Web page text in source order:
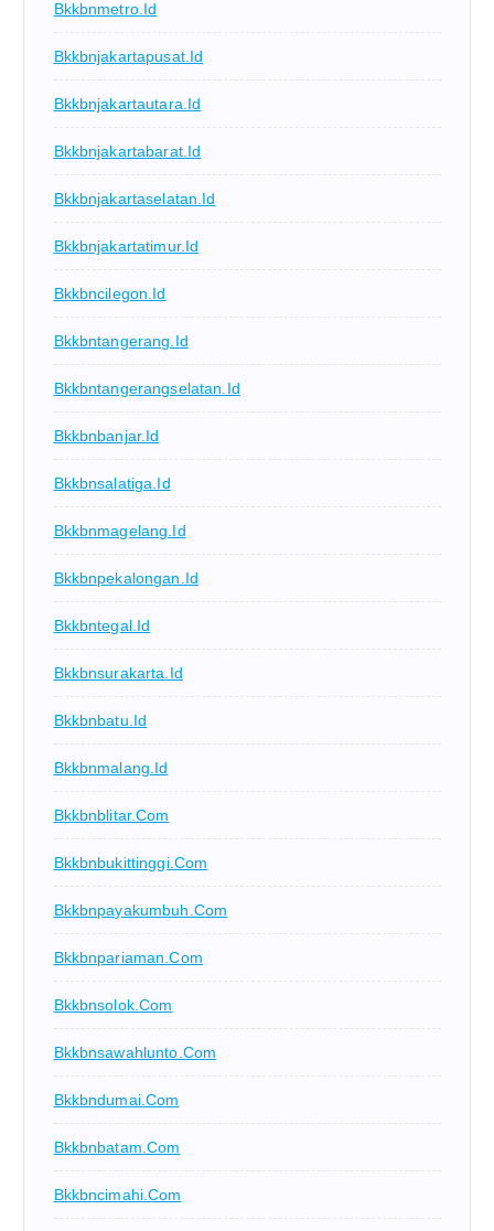
Bkkbnmetro.id
Bkkbnjakartapusat.id
Bkkbnjakartautara.id
Bkkbnjakartabarat.id
Bkkbnjakartaselatan.id
Bkkbnjakartatimur.id
Bkkbncilegon.id
Bkkbntangerang.id
Bkkbntangerangselatan.id
Bkkbnbanjar.id
Bkkbnsalatiga.id
Bkkbnmagelang.id
Bkkbnpekalongan.id
Bkkbntegal.id
Bkkbnsurakarta.id
Bkkbnbatu.id
Bkkbnmalang.id
Bkkbnblitar.com
Bkkbnbukittinggi.com
Bkkbnpayakumbuh.com
Bkkbnpariaman.com
Bkkbnsolok.com
Bkkbnsawahlunto.com
Bkkbndumai.com
Bkkbnbatam.com
Bkkbncimahi.com